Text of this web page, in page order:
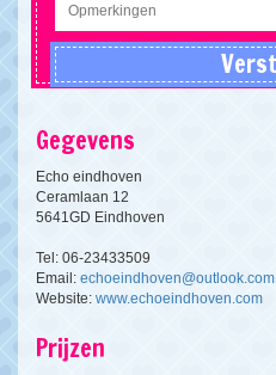
Gegevens
Echo eindhoven
Ceramlaan 12
5641GD Eindhoven
Tel: 06-23433509
Email: echoeindhoven@outlook.com
Website: www.echoeindhoven.com
Prijzen